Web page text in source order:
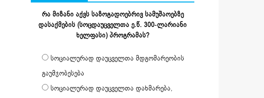
რა მიზანი აქვს საზოგადოებრივ სამუშაოებზე
დასაქმების (სოცდაუცველთა ე.წ. 300-ლარიანი
ხელფასი) პროგრამას?
სოციალურად დაუცველთა მდგომარეობის
გაუმჯობესება
სოციალურად დაუცველთა დახმარება,